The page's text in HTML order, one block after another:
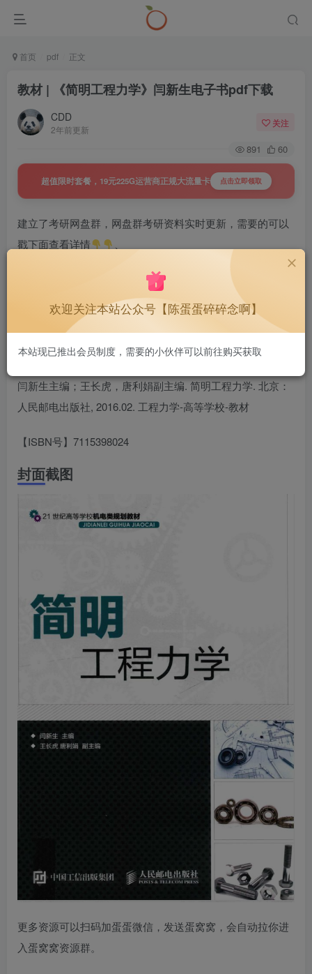
首页 pdf 正文
教材 | 《简明工程力学》闫新生电子书pdf下载
CDD
2年前更新
关注
891 60
超值限时套餐，19元225G运营商正规大流量卡 点击立即领取
建立了考研网盘群，网盘群考研资料实时更新，需要的可以
戳下面查看详情
置顶 | 27考研网盘群，持续更新，
好用不贵~
1.3W+
闫新生主编；王长虎，唐利娟副主编. 简明工程力学. 北京：
人民邮电出版社, 2016.02. 工程力学-高等学校-教材
【ISBN号】7115398024
封面截图
更多资源可以扫码加蛋蛋微信，发送蛋窝窝，会自动拉你进
入蛋窝窝资源群。
欢迎关注本站公众号【陈蛋蛋碎碎念啊】
本站现已推出会员制度，需要的小伙伴可以前往购买获取